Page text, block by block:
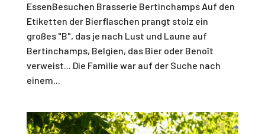
EssenBesuchen Brasserie Bertinchamps Auf den
Etiketten der Bierflaschen prangt stolz ein
großes "B", das je nach Lust und Laune auf
Bertinchamps, Belgien, das Bier oder Benoît
verweist... Die Familie war auf der Suche nach
einem...